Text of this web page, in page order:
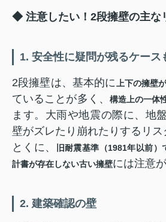
◆ 注意したい！2段擁壁の主な
1. 安全性に疑問が残るケース
2段擁壁は、基本的に 上下の擁壁
ていることが多く、
構造上の一体
ます。大雨や地震の際に、地
壁がズレたり崩れたりするリ
とくに、
旧耐震基準（1981年以前
計書が存在しない古い擁壁には注意
2. 建築確認の壁